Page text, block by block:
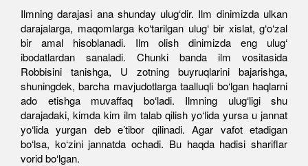
Ilmning darajasi ana shunday ulug‘dir. Ilm dinimizda ulkan
darajalarga, maqomlarga ko‘tarilgan ulug‘ bir xislat, g‘o‘zal
bir amal hisoblanadi. Ilm olish dinimizda eng ulug‘
ibodatlardan sanaladi. Chunki banda ilm vositasida
Robbisini tanishga, U zotning buyruqlarini bajarishga,
shuningdek, barcha mavjudotlarga taalluqli bo‘lgan haqlarni
ado etishga muvaffaq bo‘ladi. Ilmning ulug‘ligi shu
darajadaki, kimda kim ilm talab qilish yo‘lida yursa u jannat
yo‘lida yurgan deb e’tibor qilinadi. Agar vafot etadigan
bo‘lsa, ko‘zini jannatda ochadi. Bu haqda hadisi shariflar
vorid bo‘lgan.